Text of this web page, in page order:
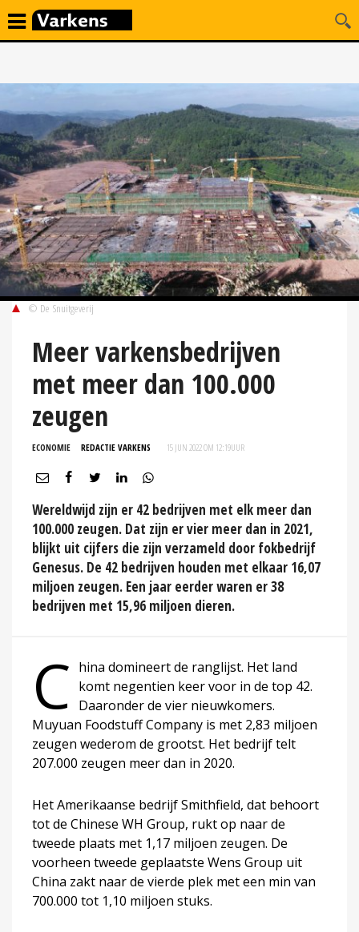
© De Snuitgeverij
Meer varkensbedrijven
met meer dan 100.000
zeugen
ECONOMIE REDACTIE VARKENS 15 JUN 2022 OM 12:19UUR
Wereldwijd zijn er 42 bedrijven met elk meer dan
100.000 zeugen. Dat zijn er vier meer dan in 2021,
blijkt uit cijfers die zijn verzameld door fokbedrijf
Genesus. De 42 bedrijven houden met elkaar 16,07
miljoen zeugen. Een jaar eerder waren er 38
bedrijven met 15,96 miljoen dieren.
C hina domineert de ranglijst. Het land
komt negentien keer voor in de top 42.
Daaronder de vier nieuwkomers.
Muyuan Foodstuff Company is met 2,83 miljoen
zeugen wederom de grootst. Het bedrijf telt
207.000 zeugen meer dan in 2020.
Het Amerikaanse bedrijf Smithfield, dat behoort
tot de Chinese WH Group, rukt op naar de
tweede plaats met 1,17 miljoen zeugen. De
voorheen tweede geplaatste Wens Group uit
China zakt naar de vierde plek met een min van
700.000 tot 1,10 miljoen stuks.